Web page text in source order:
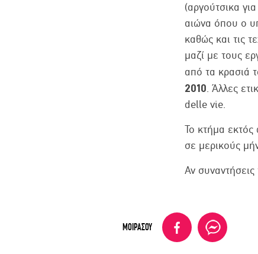
(αργούτσικα
αιώνα όπου ο
καθώς και τις
μαζί με τους
από τα κρασιά
2010 . Άλλες
delle vie.
Το κτήμα εκτός
σε μερικούς
Αν συναντήσεις
ΜΟΙΡΑΣΟΥ